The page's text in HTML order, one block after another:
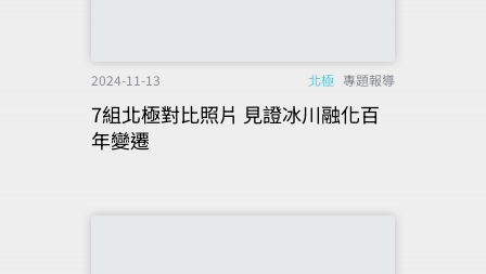
2024-11-13 北極 專題報導
7組北極對比照片 見證冰川融化百
年變遷